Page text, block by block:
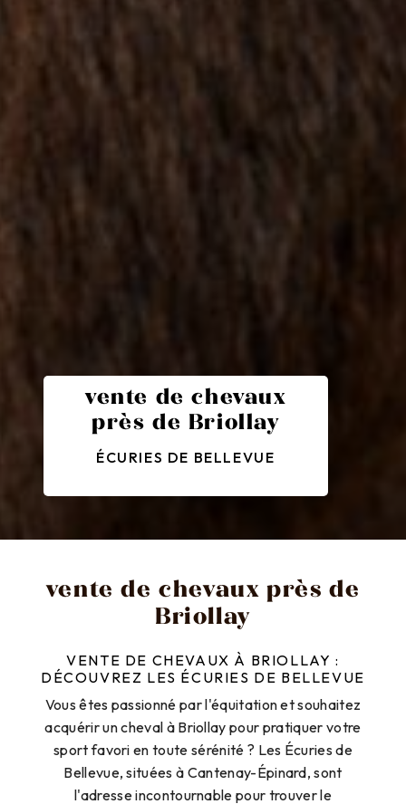
vente de chevaux
près de Briollay
ÉCURIES DE BELLEVUE
vente de chevaux près de
Briollay
VENTE DE CHEVAUX À BRIOLLAY :
DÉCOUVREZ LES ÉCURIES DE BELLEVUE
Vous êtes passionné par l'équitation et souhaitez
acquérir un cheval à Briollay pour pratiquer votre
sport favori en toute sérénité ? Les Écuries de
Bellevue, situées à Cantenay-Épinard, sont
l'adresse incontournable pour trouver le